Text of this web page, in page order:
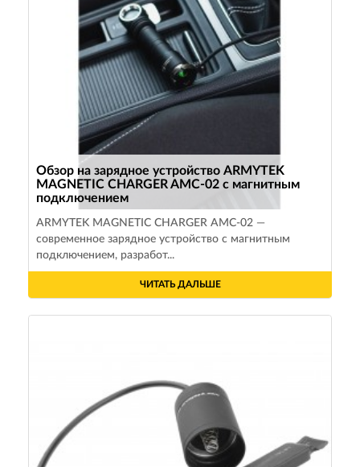
Обзор на зарядное устройство ARMYTEK
MAGNETIC CHARGER AMC-02 с магнитным
подключением
ARMYTEK MAGNETIC CHARGER AMC-02 —
современное зарядное устройство с магнитным
подключением, разработ...
ЧИТАТЬ ДАЛЬШЕ